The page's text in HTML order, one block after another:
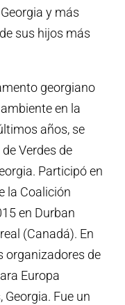
y más
sus hijos más
georgiano
en la
años, se
Verdes de
Participó en
la Coalición
en Durban
(Canadá). En
organizadores de
Europa
Georgia. Fue un